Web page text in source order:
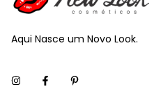
Aqui Nasce um Novo Look.